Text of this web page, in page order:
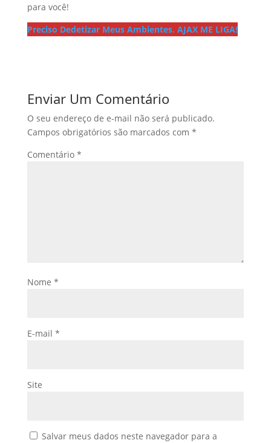
para você!
Preciso Dedetizar Meus Ambientes. AJAX ME LIGA!
Enviar Um Comentário
O seu endereço de e-mail não será publicado.
Campos obrigatórios são marcados com *
Comentário *
Nome *
E-mail *
Site
Salvar meus dados neste navegador para a